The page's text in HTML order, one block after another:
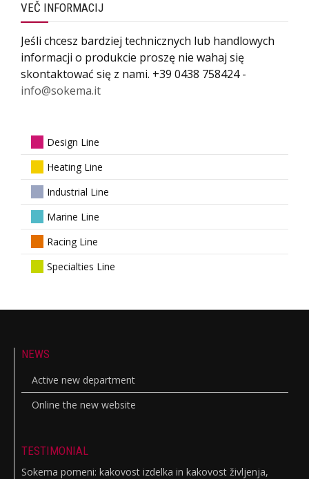
VEČ INFORMACIJ
Jeśli chcesz bardziej technicznych lub handlowych
informacji o produkcie proszę nie wahaj się
skontaktować się z nami. +39 0438 758424 -
info@sokema.it
Design Line
Heating Line
Industrial Line
Marine Line
Racing Line
Specialties Line
NEWS
Active new department
Online the new website
TESTIMONIAL
Sokema pomeni: kakovost izdelka in kakovost življenja,